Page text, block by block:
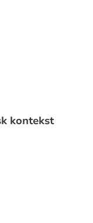
kontekst